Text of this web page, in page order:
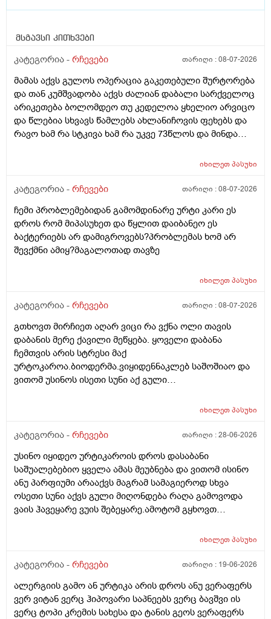
მსგავსი კითხვები
კატეგორია - რჩევები თარიღი :08-07-2026
მამას აქვს გულოს ოპერაცია გაკეთებული შურტორება
და თან კუმშვადობა აქვს ძალიან დაბალი სარქველოც
არიკეთება ბოლომდეო თუ კედელოა ყხელიო არვიცო
და წლებია სხვავს წამლებს ახლანიჩოვის ფეხებს და
რავო ხამ რა სტკივა ხამ რა უკვე 73წლოს და მინდა
და ფულინრომ არჰვაქ ვერანაირად ექიმთან ვერ
შედეგს იბ ის ექიმთან მაომც ჩავიდეს თუ თავის
იბნის ექიმყან რომ დ ვიტამინი გაიკეთოს და უბნის
ექიმის დანიშნულებას ვენდო ის ხომ კარდიოლოგი
არაა თან დიდათ რომ ვაკვირდები არაა მცოდნე ამ
მხრივ და ვერ ვენდობი და ხომ არავნებს მამას დ
სარისკოა?მის კარდიოლოგა ვერ დავირეკავ ან
იხილეთპასუხი
კატეგორია - რჩევები თარიღი :08-07-2026
ჩემი პრობლემებიდან გამომდინარე ურტი კარი ეს
დროს რომ მიპასუხეთ და წყლით დაიბანეო ეს
ბაქტერიებს არ დამიგროვებს?პრობლემას ხომ არ
შევქმნი ამიყ?მაგალოთად თავზე
იხილეთპასუხი
კატეგორია - რჩევები თარიღი :08-07-2026
გთხოვთ მირჩიეთ აღარ ვიცი რა ვქნა ოლი თავის
დაბანის მერე ქავილი მეწყება. ყოველი დაბანა
ჩემთვის არის სტრესი მაქ
ურტოკაროა.ბიოდერმა.ვიყიდენნაკლებ საშოშიაო და
ვითომ უსინოს ისეთი სუნი აქ გული
დამატენიანებელი შამპუნიც მაგრამ ყველაფერზე
შემიხლია ვიტანკები.რამე მირჩიეთ დამპუნი რა რომ
ამექავოს.ბიბხიანოს შამპუნი რომ ვიყიდო ბაბეზ3
უარესი ხომ არარის?მხოლპდ ბიბცოანის საპობს იტანს
ტანოს კანი მაგრამ შამპუნი აოხმაროა და ასე მგონია
ბაბე იფრო ნახია და თუ ბაბე მახლევს ქავილს ბიბჩენი
იგრო მომცემს?სავატაუდოთ სიმშრალისგან მექავება
ბინჩენი უკეთესია რონელი?სხვადასხვა აქვს ბუბჩენს
იხილეთპასუხი
კატეგორია - რჩევები თარიღი :28-06-2026
უსინო იყიდეო ურტიკაროის დროს დასაბანი
საშუალებებიო ყველა ამას მეუბნება და ვითომ ისინო
ანუ პარფიუმი არააქვს მაგრამ სამაგიეროდ სხვა
ოსეთი სუნი აქვს გული მიღონდება რაღა გამოვოდა
ვაის ჰავეყარე ვუის შებეყარე.ამოტომ გყხოვთ
დამატენიანებელ შამპუნს თაფლით რომ აროს იმას და
ბუბჩენის შამპუნი რომ ვიყიდო იმად?
იხილეთპასუხი
კატეგორია - რჩევები თარიღი : 19-06-2026
ალერგიის გამო ან ურტიკა არის დროს ანუ ვერაფერს
ვერ ვიტან ვერც ჰიპოვარი საპნეებს ვერც ბავშვი ის
ვერც ტოპი კრემის სახესა და ტანის გეოს ვერაფერს